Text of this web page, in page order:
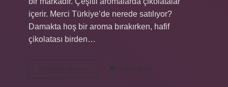
içerir. Merci Türkiye’de nerede satılıyor?
Damakta hoş bir aroma bırakırken, hafif
çikolatası birden…
Devamını okuyun
Hangi
Yorum Bırak